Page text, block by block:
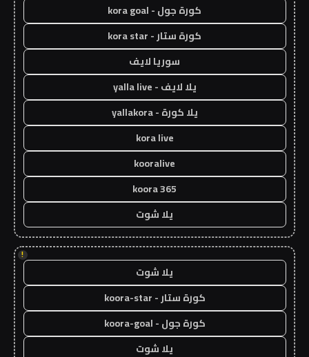
كورة جول - kora goal
كورة ستار - kora star
سوريا لايف
يلا لايف - yalla live
يلا كورة - yallakora
kora live
kooralive
koora 365
يلا شوت
!
يلا شوت
كورة ستار - koora-star
كورة جول - koora-goal
يلا شوت